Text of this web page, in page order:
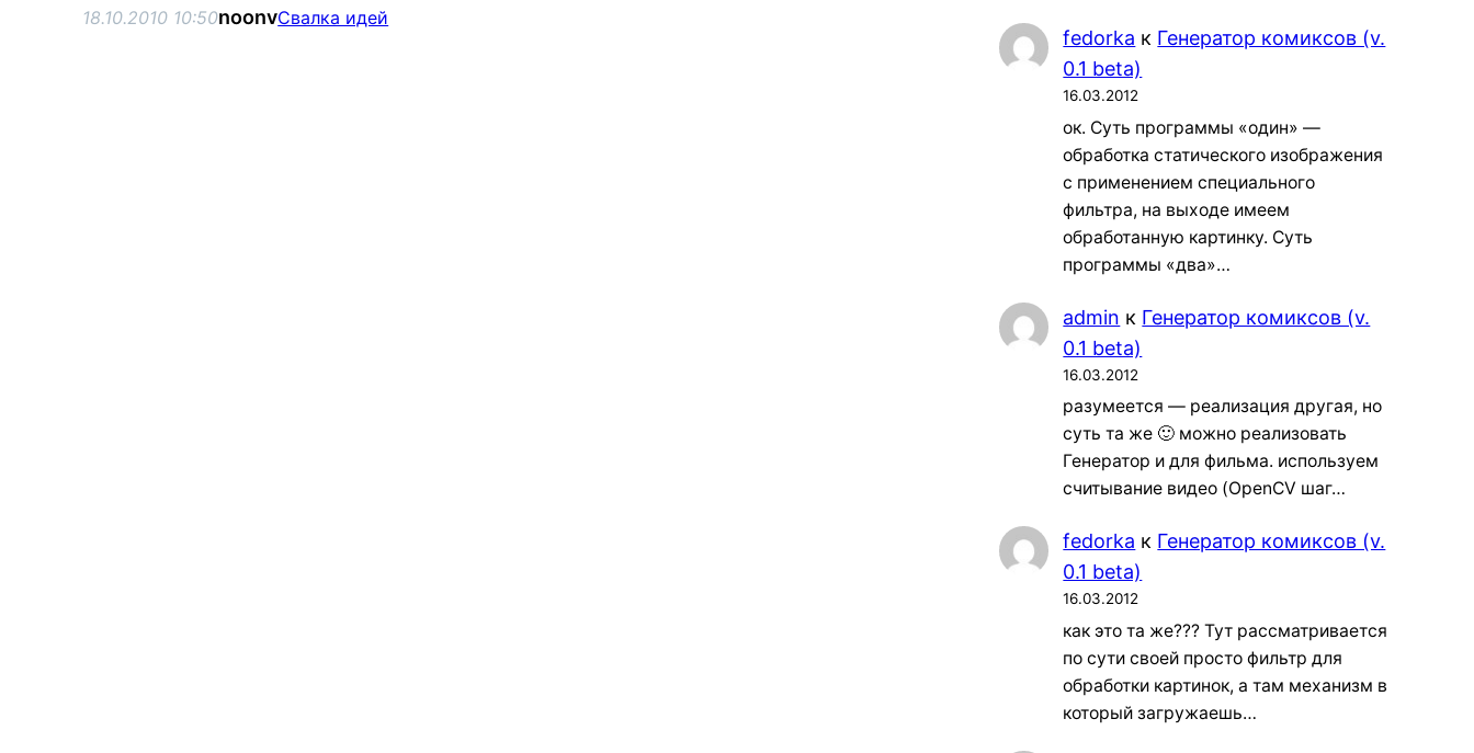
18.10.2010 10:50noonvСвалка идей
fedorka к Генератор комиксов (v.
0.1 beta)
16.03.2012
ок. Суть программы «один» —
обработка статического изображения
с применением специального
фильтра, на выходе имеем
обработанную картинку. Суть
программы «два»…
admin к Генератор комиксов (v.
0.1 beta)
16.03.2012
разумеется — реализация другая, но
суть та же 🙂 можно реализовать
Генератор и для фильма. используем
считывание видео (OpenCV шаг…
fedorka к Генератор комиксов (v.
0.1 beta)
16.03.2012
как это та же??? Тут рассматривается
по сути своей просто фильтр для
обработки картинок, а там механизм в
который загружаешь…